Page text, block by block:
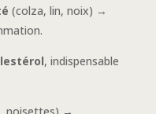
(colza, lin, noix) →
, indispensable